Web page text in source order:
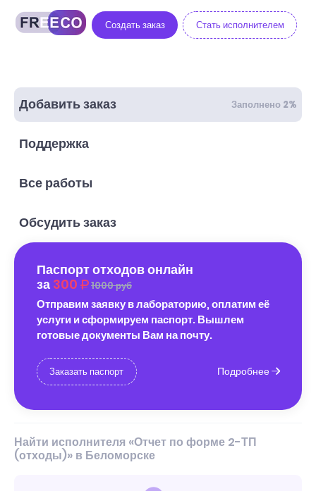
Создать заказ Стать исполнителем
Добавить заказ Заполнено 2%
Поддержка
Все работы
Обсудить заказ
Паспорт отходов онлайн
за 300 1000 руб
Отправим заявку в лабораторию, оплатим её
услуги и сформируем паспорт. Вышлем
готовые документы Вам на почту.
Заказать паспорт Подробнее
Найти исполнителя «Отчет по форме 2-ТП
(отходы)» в Беломорске